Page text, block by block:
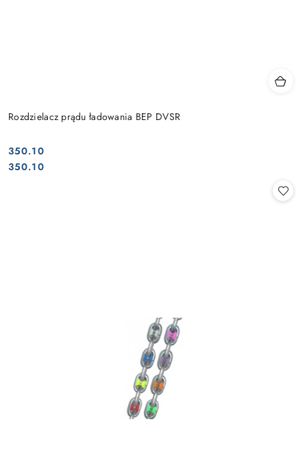
Rozdzielacz prądu ładowania BEP DVSR
Cena:
350.10
Cena:
350.10